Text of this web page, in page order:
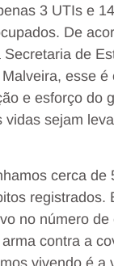
3 UTIs e
De
de
esse é
e esforço do
vidas sejam
cerca de
registrados.
no número de
contra a
vivendo é a